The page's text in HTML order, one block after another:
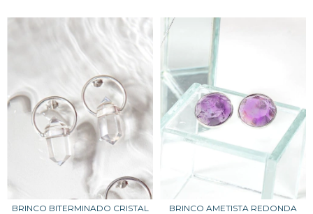
BRINCO BITERMINADO CRISTAL BRINCO AMETISTA REDONDA